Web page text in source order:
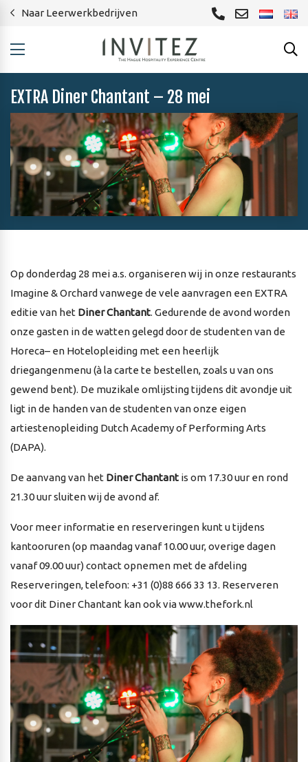
Naar Leerwerkbedrijven
EXTRA Diner Chantant – 28 mei
Op donderdag 28 mei a.s. organiseren wij in onze restaurants
Imagine & Orchard vanwege de vele aanvragen een EXTRA
editie van het Diner Chantant. Gedurende de avond worden
onze gasten in de watten gelegd door de studenten van de
Horeca– en Hotelopleiding met een heerlijk
driegangenmenu (à la carte te bestellen, zoals u van ons
gewend bent). De muzikale omlijsting tijdens dit avondje uit
ligt in de handen van de studenten van onze eigen
artiestenopleiding Dutch Academy of Performing Arts
(DAPA).
De aanvang van het Diner Chantant is om 17.30 uur en rond
21.30 uur sluiten wij de avond af.
Voor meer informatie en reserveringen kunt u tijdens
kantooruren (op maandag vanaf 10.00 uur, overige dagen
vanaf 09.00 uur) contact opnemen met de afdeling
Reserveringen, telefoon: +31 (0)88 666 33 13. Reserveren
voor dit Diner Chantant kan ook viawww.thefork.nl